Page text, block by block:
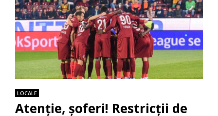
LOCALE
Atenție, șoferi! Restricții de